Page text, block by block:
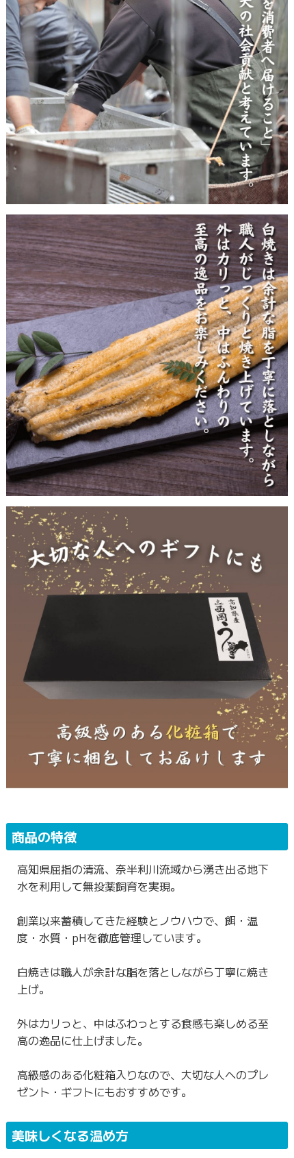
商品の特徴
高知県屈指の清流、奈半利川流域から湧き出る地下
水を利用して無投薬飼育を実現。
創業以来蓄積してきた経験とノウハウで、餌・温
度・水質・pHを徹底管理しています。
白焼きは職人が余計な脂を落としながら丁寧に焼き
上げ。
外はカリっと、中はふわっとする食感も楽しめる至
高の逸品に仕上げました。
高級感のある化粧箱入りなので、大切な人へのプレ
ゼント・ギフトにもおすすめです。
美味しくなる温め方